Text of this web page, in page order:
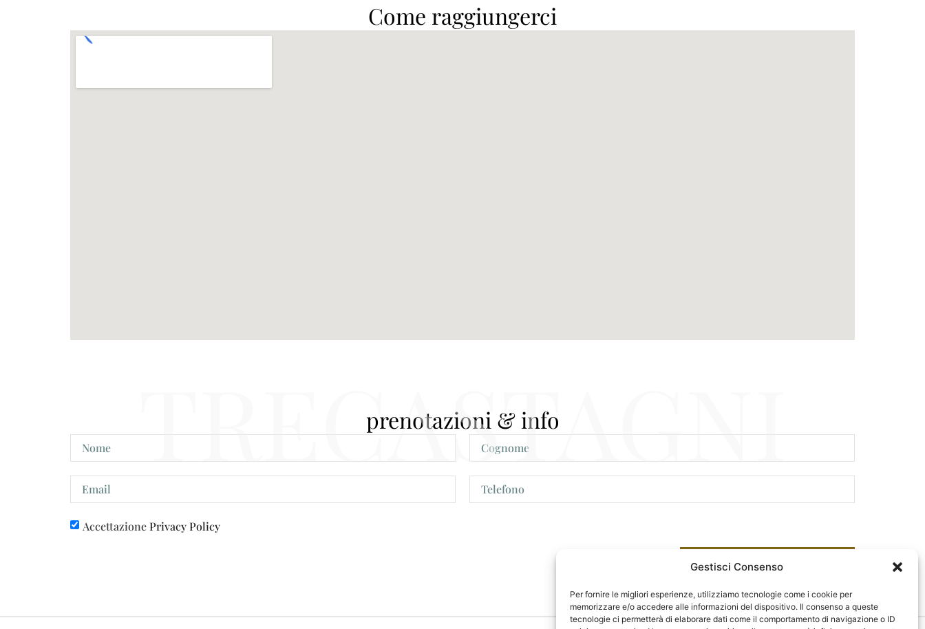
Gestisci Consenso
Per fornire le migliori esperienze, utilizziamo tecnologie come i cookie per
memorizzare e/o accedere alle informazioni del dispositivo. Il consenso a queste
tecnologie ci permetterà di elaborare dati come il comportamento di navigazione o ID
Come raggiungerci
prenotazioni & info
TRECASTAGNI
AccettazionePrivacy Policy
RICHIEDI INFO